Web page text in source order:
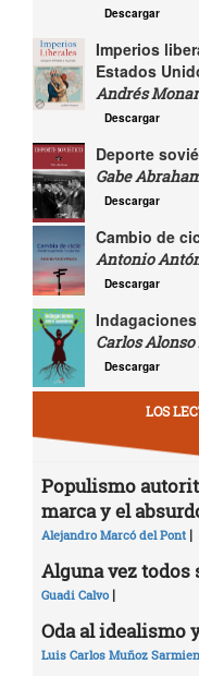
Descargar
Imperios
Estados
Andrés
Descargar
Deporte
Gabe
Descargar
Cambio de
Antonio
Descargar
Carlos
Descargar
LOS
Populismo
marca y el
Alejandro Marcó del Pont |
Alguna vez
Guadi Calvo |
Oda al idealismo
Luis Carlos Muñoz